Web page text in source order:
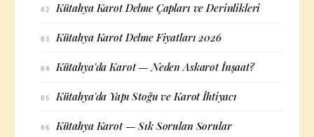
02 Kütahya Karot Delme Çapları ve Derinlikleri
03 Kütahya Karot Delme Fiyatları 2026
04 Kütahya'da Karot — Neden Askarot İnşaat?
05 Kütahya'da Yapı Stoğu ve Karot İhtiyacı
06 Kütahya Karot — Sık Sorulan Sorular